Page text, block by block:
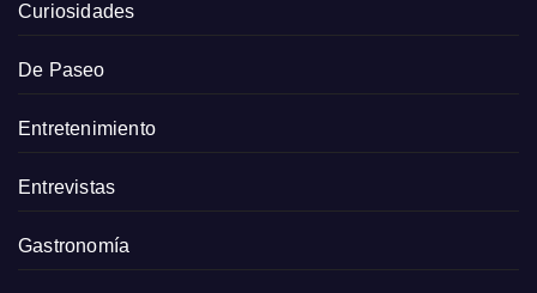
Curiosidades
De Paseo
Entretenimiento
Entrevistas
Gastronomía